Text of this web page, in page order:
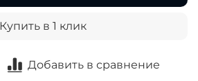
Добавить в сравнение
Купить в 1 клик